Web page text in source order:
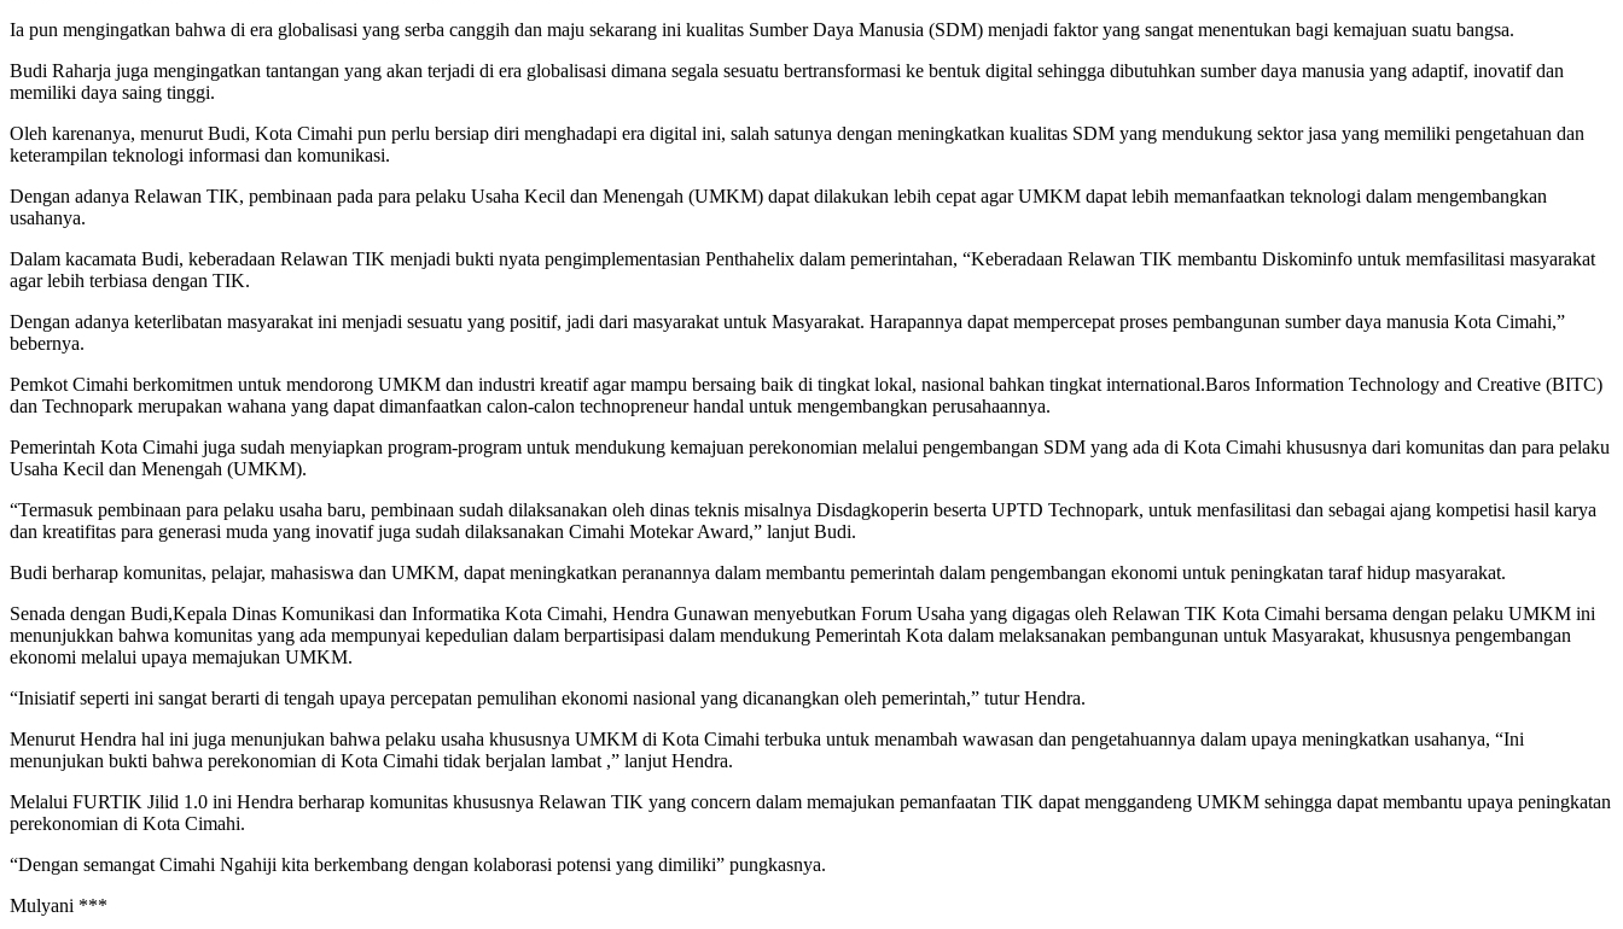
Ia pun mengingatkan bahwa di era globalisasi yang serba canggih dan maju sekarang ini kualitas Sumber Daya Manusia (SDM) menjadi faktor yang sangat menentukan bagi kemajuan suatu bangsa.
Budi Raharja juga mengingatkan tantangan yang akan terjadi di era globalisasi dimana segala sesuatu bertransformasi ke bentuk digital sehingga dibutuhkan sumber daya manusia yang adaptif, inovatif dan
memiliki daya saing tinggi.
Oleh karenanya, menurut Budi, Kota Cimahi pun perlu bersiap diri menghadapi era digital ini, salah satunya dengan meningkatkan kualitas SDM yang mendukung sektor jasa yang memiliki pengetahuan dan
keterampilan teknologi informasi dan komunikasi.
Dengan adanya Relawan TIK, pembinaan pada para pelaku Usaha Kecil dan Menengah (UMKM) dapat dilakukan lebih cepat agar UMKM dapat lebih memanfaatkan teknologi dalam mengembangkan
usahanya.
Dalam kacamata Budi, keberadaan Relawan TIK menjadi bukti nyata pengimplementasian Penthahelix dalam pemerintahan, “Keberadaan Relawan TIK membantu Diskominfo untuk memfasilitasi masyarakat
agar lebih terbiasa dengan TIK.
Dengan adanya keterlibatan masyarakat ini menjadi sesuatu yang positif, jadi dari masyarakat untuk Masyarakat. Harapannya dapat mempercepat proses pembangunan sumber daya manusia Kota Cimahi,”
bebernya.
Pemkot Cimahi berkomitmen untuk mendorong UMKM dan industri kreatif agar mampu bersaing baik di tingkat lokal, nasional bahkan tingkat international.Baros Information Technology and Creative (BITC)
dan Technopark merupakan wahana yang dapat dimanfaatkan calon-calon technopreneur handal untuk mengembangkan perusahaannya.
Pemerintah Kota Cimahi juga sudah menyiapkan program-program untuk mendukung kemajuan perekonomian melalui pengembangan SDM yang ada di Kota Cimahi khususnya dari komunitas dan para pelaku
Usaha Kecil dan Menengah (UMKM).
“Termasuk pembinaan para pelaku usaha baru, pembinaan sudah dilaksanakan oleh dinas teknis misalnya Disdagkoperin beserta UPTD Technopark, untuk menfasilitasi dan sebagai ajang kompetisi hasil karya
dan kreatifitas para generasi muda yang inovatif juga sudah dilaksanakan Cimahi Motekar Award,” lanjut Budi.
Budi berharap komunitas, pelajar, mahasiswa dan UMKM, dapat meningkatkan peranannya dalam membantu pemerintah dalam pengembangan ekonomi untuk peningkatan taraf hidup masyarakat.
Senada dengan Budi,Kepala Dinas Komunikasi dan Informatika Kota Cimahi, Hendra Gunawan menyebutkan Forum Usaha yang digagas oleh Relawan TIK Kota Cimahi bersama dengan pelaku UMKM ini
menunjukkan bahwa komunitas yang ada mempunyai kepedulian dalam berpartisipasi dalam mendukung Pemerintah Kota dalam melaksanakan pembangunan untuk Masyarakat, khususnya pengembangan
ekonomi melalui upaya memajukan UMKM.
“Inisiatif seperti ini sangat berarti di tengah upaya percepatan pemulihan ekonomi nasional yang dicanangkan oleh pemerintah,” tutur Hendra.
Menurut Hendra hal ini juga menunjukan bahwa pelaku usaha khususnya UMKM di Kota Cimahi terbuka untuk menambah wawasan dan pengetahuannya dalam upaya meningkatkan usahanya, “Ini
menunjukan bukti bahwa perekonomian di Kota Cimahi tidak berjalan lambat ,” lanjut Hendra.
Melalui FURTIK Jilid 1.0 ini Hendra berharap komunitas khususnya Relawan TIK yang concern dalam memajukan pemanfaatan TIK dapat menggandeng UMKM sehingga dapat membantu upaya peningkatan
perekonomian di Kota Cimahi.
“Dengan semangat Cimahi Ngahiji kita berkembang dengan kolaborasi potensi yang dimiliki” pungkasnya.
Mulyani ***